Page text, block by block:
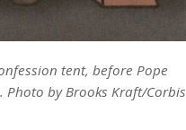
tent, before Pope
Photo by Brooks Kraft/Corbis